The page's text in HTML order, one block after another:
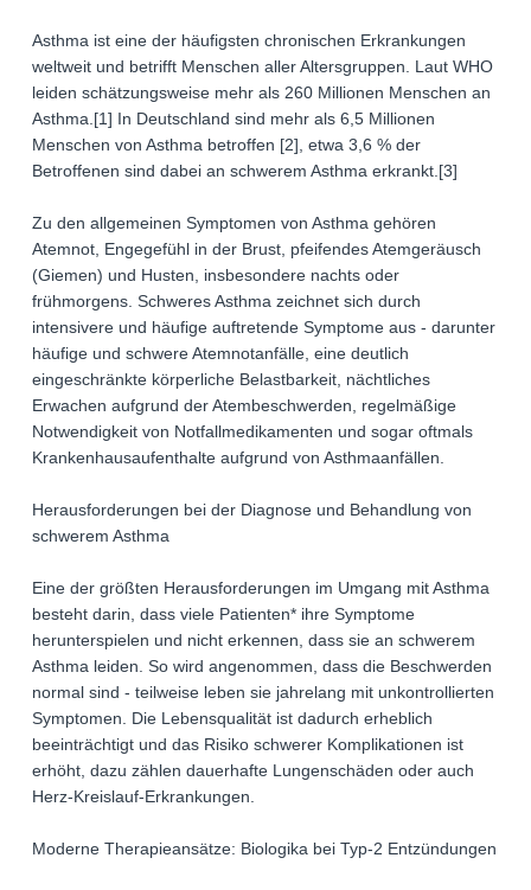
Asthma ist eine der häufigsten chronischen Erkrankungen
weltweit und betrifft Menschen aller Altersgruppen. Laut WHO
leiden schätzungsweise mehr als 260 Millionen Menschen an
Asthma.[1] In Deutschland sind mehr als 6,5 Millionen
Menschen von Asthma betroffen [2], etwa 3,6 % der
Betroffenen sind dabei an schwerem Asthma erkrankt.[3]
Zu den allgemeinen Symptomen von Asthma gehören
Atemnot, Engegefühl in der Brust, pfeifendes Atemgeräusch
(Giemen) und Husten, insbesondere nachts oder
frühmorgens. Schweres Asthma zeichnet sich durch
intensivere und häufige auftretende Symptome aus - darunter
häufige und schwere Atemnotanfälle, eine deutlich
eingeschränkte körperliche Belastbarkeit, nächtliches
Erwachen aufgrund der Atembeschwerden, regelmäßige
Notwendigkeit von Notfallmedikamenten und sogar oftmals
Krankenhausaufenthalte aufgrund von Asthmaanfällen.
Herausforderungen bei der Diagnose und Behandlung von
schwerem Asthma
Eine der größten Herausforderungen im Umgang mit Asthma
besteht darin, dass viele Patienten* ihre Symptome
herunterspielen und nicht erkennen, dass sie an schwerem
Asthma leiden. So wird angenommen, dass die Beschwerden
normal sind - teilweise leben sie jahrelang mit unkontrollierten
Symptomen. Die Lebensqualität ist dadurch erheblich
beeinträchtigt und das Risiko schwerer Komplikationen ist
erhöht, dazu zählen dauerhafte Lungenschäden oder auch
Herz-Kreislauf-Erkrankungen.
Moderne Therapieansätze: Biologika bei Typ-2 Entzündungen